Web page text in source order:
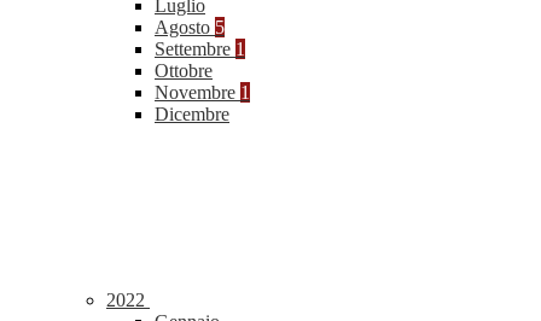
Luglio
Agosto 5
Settembre 1
Ottobre
Novembre 1
Dicembre
2022